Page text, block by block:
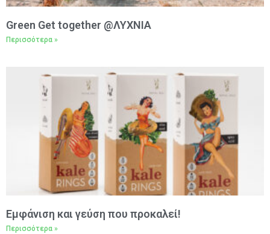
Green Get together @ΛΥΧΝΙΑ
Περισσότερα »
Εμφάνιση και γεύση που προκαλεί!
Περισσότερα »